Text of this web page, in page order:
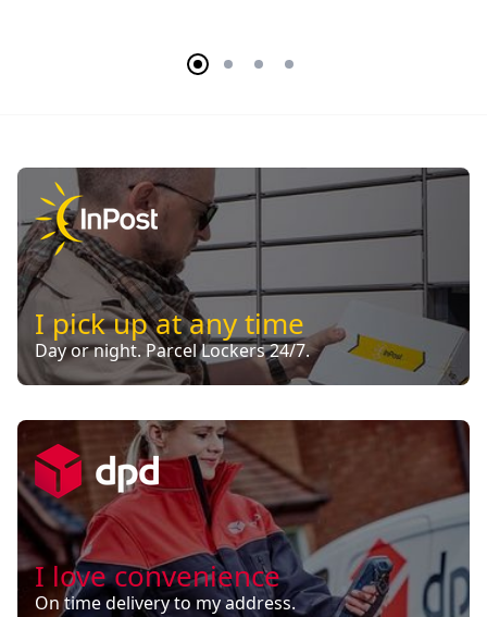
I pick up at any time
Day or night. Parcel Lockers 24/7.
I love convenience
On time delivery to my address.